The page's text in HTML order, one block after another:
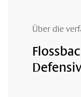
Über die